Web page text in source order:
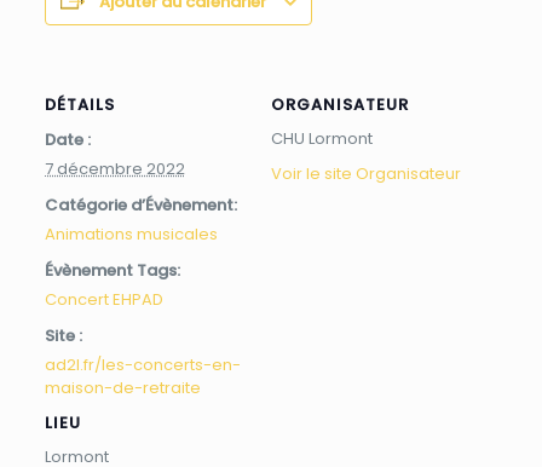
DÉTAILS
Date :
7 décembre 2022
Catégorie d’Évènement:
Animations musicales
Évènement Tags:
Concert EHPAD
Site :
ad2l.fr/les-concerts-en-
maison-de-retraite
LIEU
Lormont
ORGANISATEUR
CHU Lormont
Voir le site Organisateur